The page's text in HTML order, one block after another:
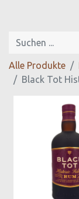
Alle Produkte
Black Tot